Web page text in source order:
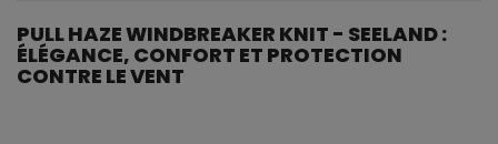
PULL HAZE WINDBREAKER KNIT - SEELAND :
ÉLÉGANCE, CONFORT ET PROTECTION
CONTRE LE VENT